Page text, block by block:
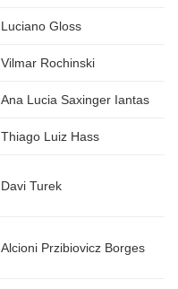
Luciano Gloss
Vilmar Rochinski
Ana Lucia Saxinger Iantas
Thiago Luiz Hass
Davi Turek
Alcioni Przibiovicz Borges